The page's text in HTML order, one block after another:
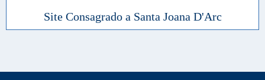
Site Consagrado a Santa Joana D'Arc